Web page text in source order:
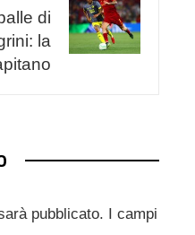
di
la
pubblicato. I campi